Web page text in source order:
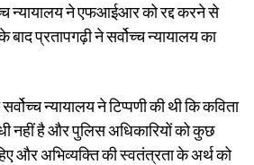
न्यायालय ने एफआईआर को रद्द करने से
प्रतापगढ़ी ने सर्वोच्च न्यायालय का
न्यायालय ने टिप्पणी की थी कि कविता
नहीं है और पुलिस अधिकारियों को कुछ
और अभिव्यक्ति की स्वतंत्रता के अर्थ को